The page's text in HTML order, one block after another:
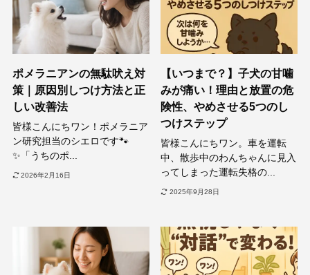
ポメラニアンの無駄吠え対
策｜原因別しつけ方法と正
しい改善法
皆様こんにちワン！ポメラニア
ン研究担当のシエロです🐾
✨「うちのポ...
2026年2月16日
【いつまで？】子犬の甘噛
みが痛い！理由と放置の危
険性、やめさせる5つのし
つけステップ
皆様こんにちワン。車を運転
中、散歩中のわんちゃんに見入
ってしまった運転失格の...
2025年9月28日